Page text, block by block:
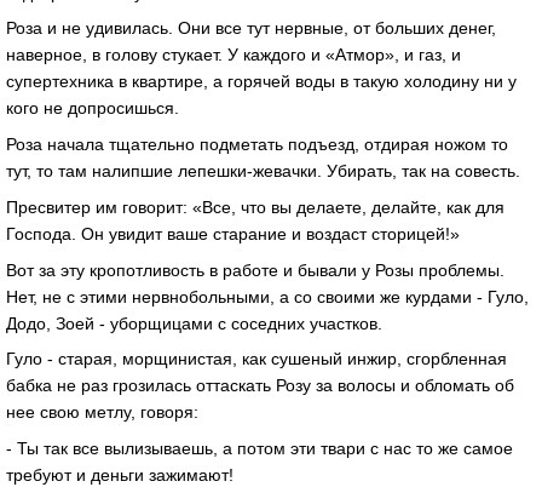
Роза и не удивилась. Они все тут нервные, от больших денег,
наверное, в голову стукает. У каждого и «Атмор», и газ, и
супертехника в квартире, а горячей воды в такую холодину ни у
кого не допросишься.
Роза начала тщательно подметать подъезд, отдирая ножом то
тут, то там налипшие лепешки-жевачки. Убирать, так на совесть.
Пресвитер им говорит: «Все, что вы делаете, делайте, как для
Господа. Он увидит ваше старание и воздаст сторицей!»
Вот за эту кропотливость в работе и бывали у Розы проблемы.
Нет, не с этими нервнобольными, а со своими же курдами - Гуло,
Додо, Зоей - уборщицами с соседних участков.
Гуло - старая, морщинистая, как сушеный инжир, сгорбленная
бабка не раз грозилась оттаскать Розу за волосы и обломать об
нее свою метлу, говоря:
- Ты так все вылизываешь, а потом эти твари с нас то же самое
требуют и деньги зажимают!